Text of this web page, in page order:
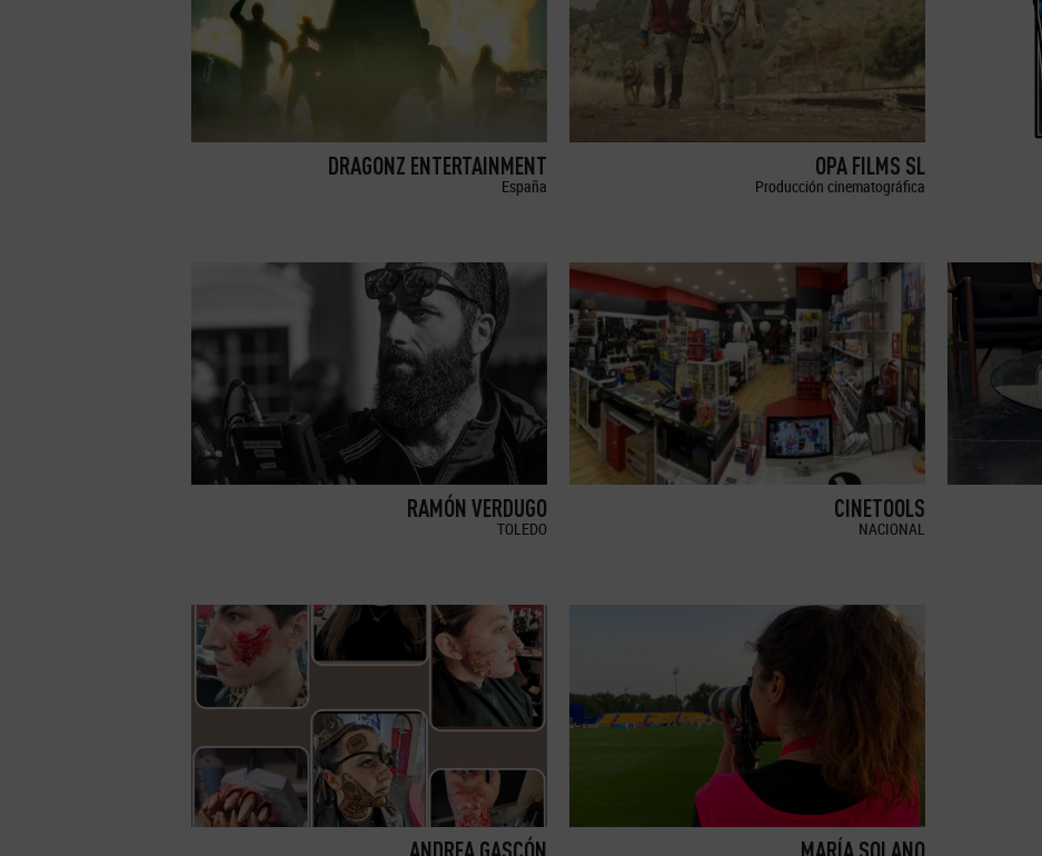
DRAGONZ ENTERTAINMENT
España
OPA FILMS SL
Producción cinematográfica
RAMÓN VERDUGO
TOLEDO
CINETOOLS
NACIONAL
ANDREA GASCÓN MARÍA SOLANO